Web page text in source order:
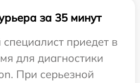
за 35 минут
специалист приедет в
для диагностики
При серьезной